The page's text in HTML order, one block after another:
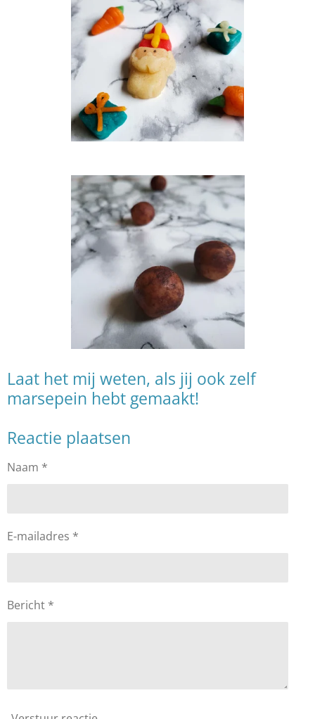
Laat het mij weten, als jij ook zelf
marsepein hebt gemaakt!
Reactie plaatsen
Naam *
E-mailadres *
Bericht *